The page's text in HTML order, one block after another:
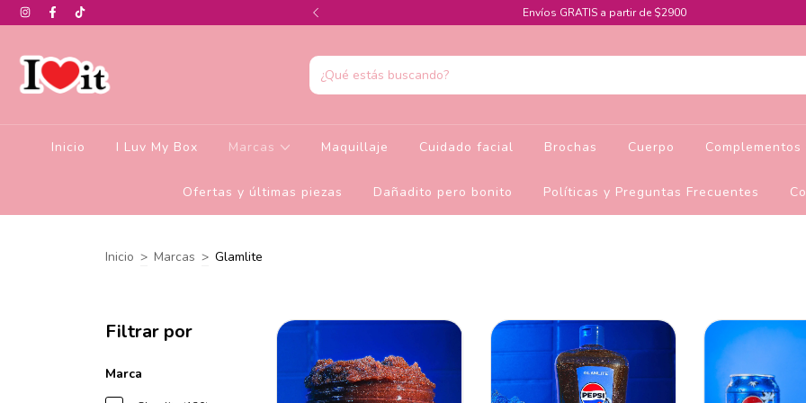
de descuento en la colección de Glamlite Envíos GRATIS a partir de $2900
Inicio I Luv My Box Marcas Maquillaje Cuidado facial Brochas Cuerpo
Ofertas y últimas piezas Dañadito pero bonito Políticas y Preguntas Frecuentes
Inicio > Marcas > Glamlite
Filtrar por
Marca